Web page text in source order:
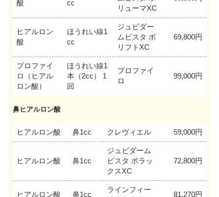
酸 cc
リューマXC
ヒアルロン
酸
ほうれい線1
cc
ジュビダー
ムビスタ ボ
リフトXC
69,800円
プロファイ
ロ（ヒアル
ロン酸）
ほうれい線1
本（2cc） 1
回
プロファイ
ロ
99,000円
鼻ヒアルロン酸
ヒアルロン酸 鼻1cc クレヴィエル 59,000円
ヒアルロン酸 鼻1cc
ジュビダーム
ビスタ ボラッ
クスXC
72,800円
ヒアルロン酸 鼻1cc
ラインフィー
81,270円